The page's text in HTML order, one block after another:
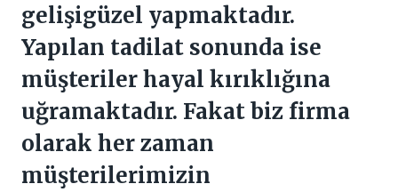
gelişigüzel yapmaktadır.
Yapılan tadilat sonunda ise
müşteriler hayal kırıklığına
uğramaktadır. Fakat biz firma
olarak her zaman
müşterilerimizin